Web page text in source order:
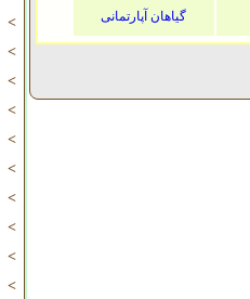
>
>
>
>
>
>
>
>
>
>
گیاهان آپارتمانی